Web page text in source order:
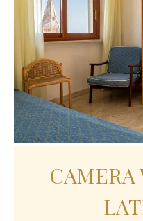
CAMERA